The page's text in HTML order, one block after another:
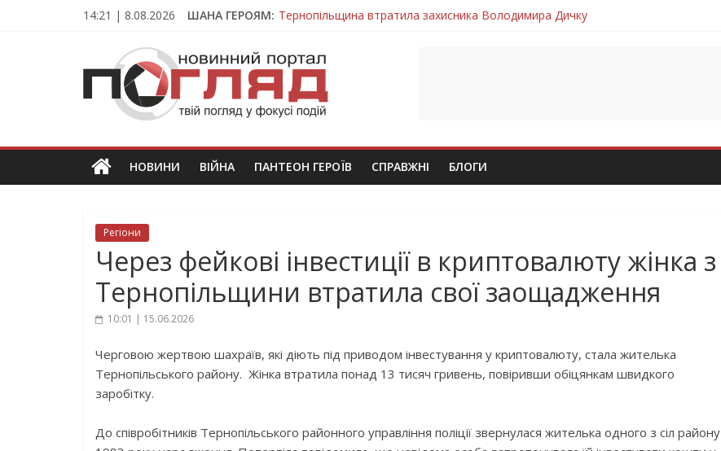
14:21 | 8.08.2026 ШАНА ГЕРОЯМ: Тернопільщина втратила захисника Володимира Дичку
На війні загинув молодий захисник Дмитро Березко з Тернопільщини
Тернопільщина втратила захисника Володимира Вельму
Тернопільщина втратила молодого захисника Андрія Іскоростенського
ПОГЛЯД
Новини
Тернополя.
новини
та
НОВИНИ ВІЙНА ПАНТЕОН ГЕРОЇВ СПРАВЖНІ БЛОГИ
Регіони
Через фейкові інвестиції в криптовалюту жінка з
Тернопільщини втратила свої заощадження
10:01 | 15.06.2026
Черговою жертвою шахраїв, які діють під приводом інвестування у криптовалюту, стала жителька
Тернопільського району. Жінка втратила понад 13 тисяч гривень, повіривши обіцянкам швидкого
заробітку.
До співробітників Тернопільського районного управління поліції звернулася жителька одного з сіл району